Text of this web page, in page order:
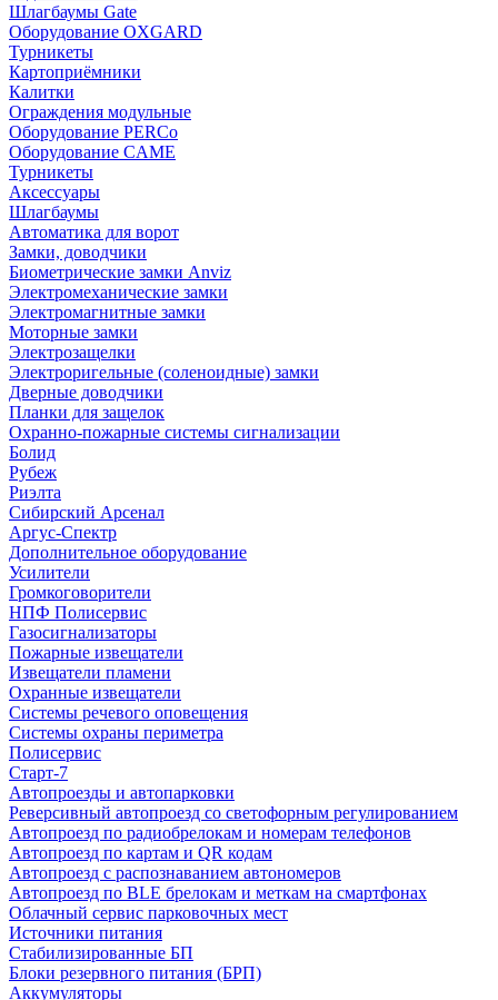
Шлагбаумы Gate
Оборудование OXGARD
Турникеты
Картоприёмники
Калитки
Ограждения модульные
Оборудование PERCo
Оборудование CAME
Турникеты
Аксессуары
Шлагбаумы
Автоматика для ворот
Замки, доводчики
Биометрические замки Anviz
Электромеханические замки
Электромагнитные замки
Моторные замки
Электрозащелки
Электроригельные (cоленоидные) замки
Дверные доводчики
Планки для защелок
Охранно-пожарные системы сигнализации
Болид
Рубеж
Риэлта
Сибирский Арсенал
Аргус-Спектр
Дополнительное оборудование
Усилители
Громкоговорители
НПФ Полисервис
Газосигнализаторы
Пожарные извещатели
Извещатели пламени
Охранные извещатели
Системы речевого оповещения
Системы охраны периметра
Полисервис
Старт-7
Автопроезды и автопарковки
Реверсивный автопроезд со светофорным регулированием
Автопроезд по радиобрелокам и номерам телефонов
Автопроезд по картам и QR кодам
Автопроезд с распознаванием автономеров
Автопроезд по BLE брелокам и меткам на смартфонах
Облачный сервис парковочных мест
Источники питания
Стабилизированные БП
Блоки резервного питания (БРП)
Аккумуляторы